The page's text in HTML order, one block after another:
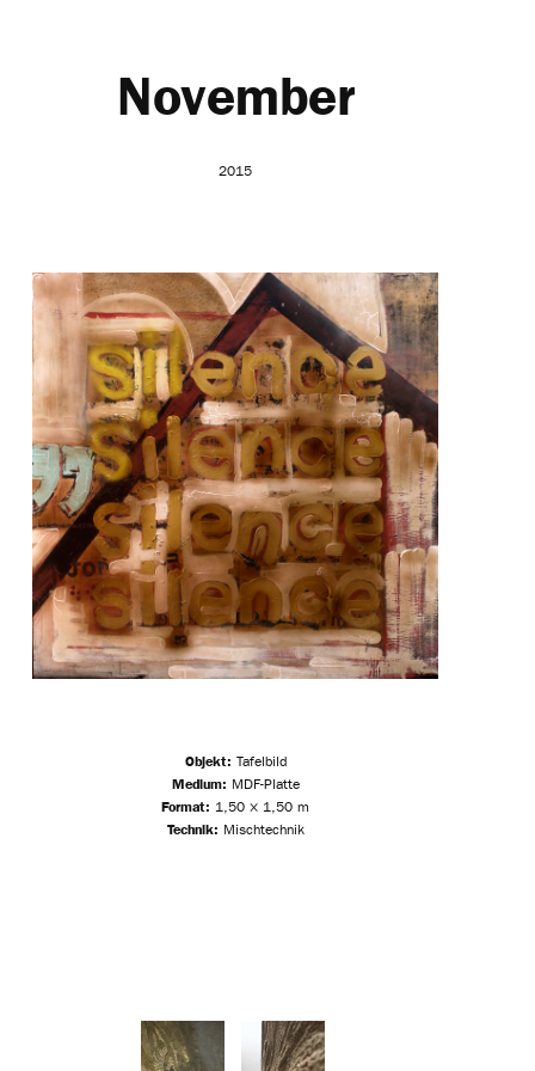
November
2015
Objekt: Tafelbild
Medium: MDF-Platte
Format: 1,50 × 1,50 m
Technik: Mischtechnik
Arbeiten
Retail
Gastronomie
Messe
Film
Und mehr
Entwürfe
Freie Arbeiten
Über
Kontakt